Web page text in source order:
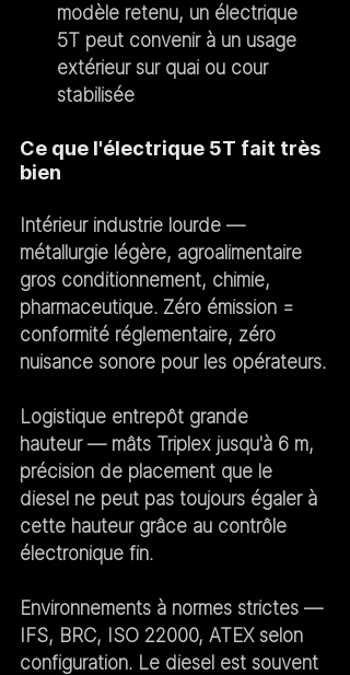
modèle retenu, un électrique
5T peut convenir à un usage
extérieur sur quai ou cour
stabilisée
Ce que l'électrique 5T fait très
bien
Intérieur industrie lourde —
métallurgie légère, agroalimentaire
gros conditionnement, chimie,
pharmaceutique. Zéro émission =
conformité réglementaire, zéro
nuisance sonore pour les opérateurs.
Logistique entrepôt grande
hauteur — mâts Triplex jusqu'à 6 m,
précision de placement que le
diesel ne peut pas toujours égaler à
cette hauteur grâce au contrôle
électronique fin.
Environnements à normes strictes —
IFS, BRC, ISO 22000, ATEX selon
configuration. Le diesel est souvent